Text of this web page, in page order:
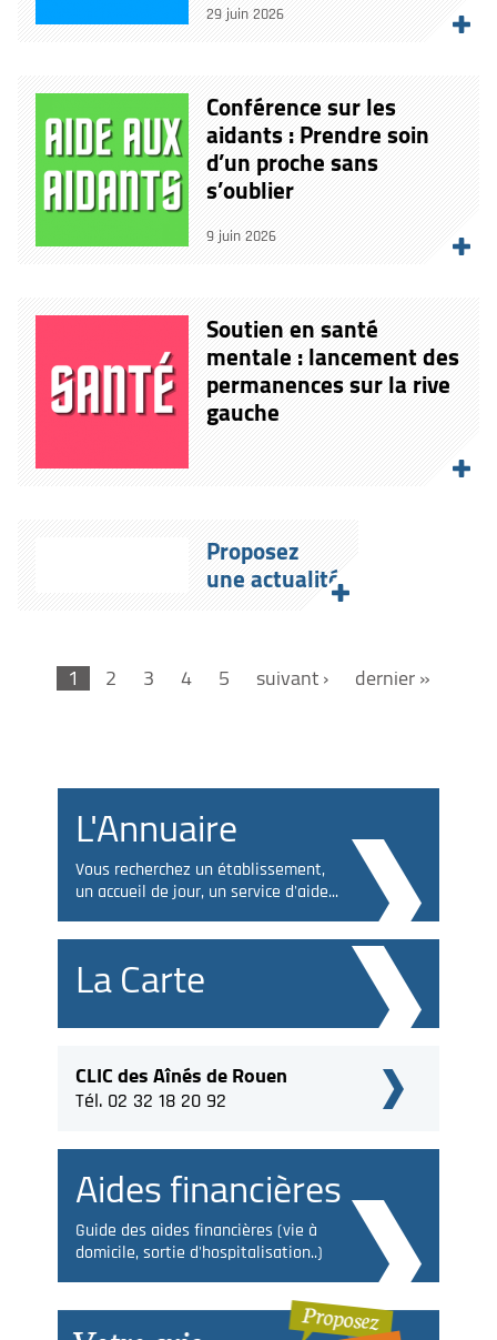
29 juin 2026
Conférence sur les
aidants : Prendre soin
d’un proche sans
s’oublier
9 juin 2026
Soutien en santé
mentale : lancement des
permanences sur la rive
gauche
Proposez
une actualité
1 2 3 4 5 suivant › dernier »
L'Annuaire
Vous recherchez un établissement,
un accueil de jour, un service d'aide...
La Carte
CLIC des Aînés de Rouen
Tél. 02 32 18 20 92
Aides financières
Guide des aides financières (vie à
domicile, sortie d'hospitalisation..)